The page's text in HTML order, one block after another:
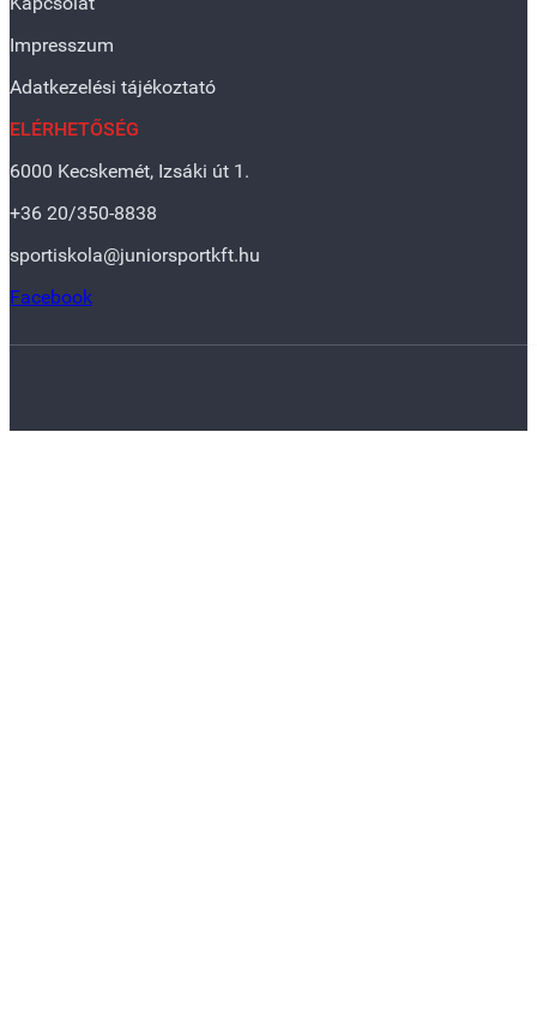
Impresszum
Adatkezelési tájékoztató
ELÉRHETŐSÉG
6000 Kecskemét, Izsáki út 1.
+36 20/350-8838
sportiskola@juniorsportkft.hu
Facebook